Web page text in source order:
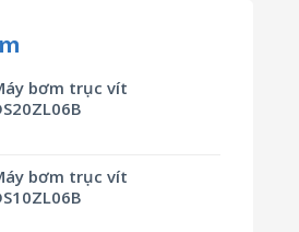
bơm trục vít
bơm trục vít